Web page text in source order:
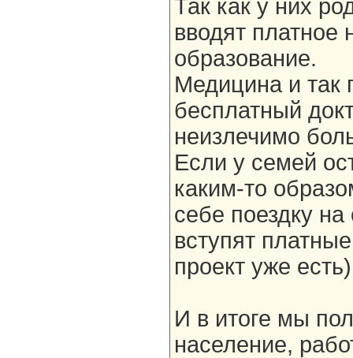
Так как у них
вводят платное
образование.
Медицина и так
бесплатный
неизлечимо
Если у семей
каким-то
себе поездку
вступят
проект уже есть)
И в итоге мы
население,